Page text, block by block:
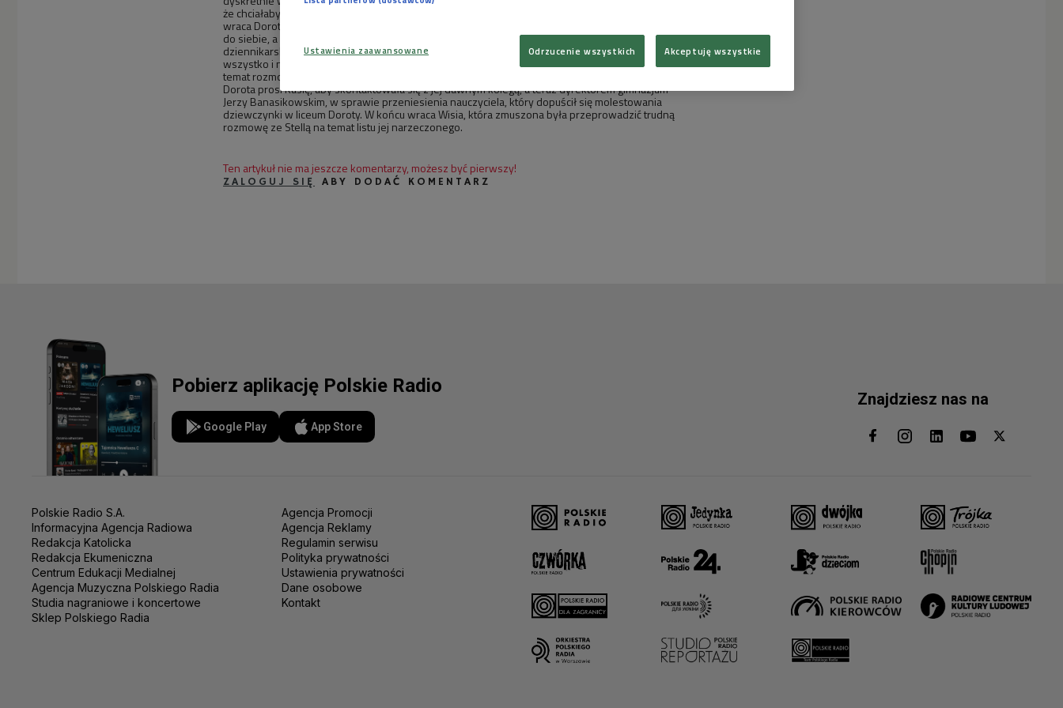
że chciałaby mieć prawo pierwokupu i chciałaby zostać z rodziną na Dobrej. Z zakupów do domu
wraca Dorota, ze sobą przyprowadza Antoniego Borkiewicza. Kasia postanawia na chwilę wrócić
do siebie, a w tym czasie Antoni z Piotrkiem i Dorotą rozmawiają o aferze Rywina, o etyce
dziennikarskiej i o przyczynach demoralizacji społeczeństwa. Piotrek skarży się, że brakuje mu na
wszystko i nie wie, czy zdoła ukończyć studia w tym roku. Po powrocie Kasi, Piotrek nagle zmienia
temat rozmowy i pyta wujka o samochód, który niedawno kupił. Obaj wychodzą, aby obejrzeć auto.
Dorota prosi Kasię, aby skontaktowała się z jej dawnym kolegą, a teraz dyrektorem gimnazjum -
Jerzy Banasikowskim, w sprawie przeniesienia nauczyciela, który dopuścił się molestowania
dziewczynki w liceum Doroty. W końcu wraca Wisia, która zmuszona była przeprowadzić trudną
rozmowę ze Stellą na temat listu jej narzeczonego.
Ten artykuł nie ma jeszcze komentarzy, możesz być pierwszy!
ZALOGUJ SIĘ ABY DODAĆ KOMENTARZ
Pobierz aplikację Polskie Radio
Google Play App Store
Znajdziesz nas na
Polskie Radio S.A.
Informacyjna Agencja Radiowa
Redakcja Katolicka
Redakcja Ekumeniczna
Centrum Edukacji Medialnej
Agencja Muzyczna Polskiego Radia
Studia nagraniowe i koncertowe
Sklep Polskiego Radia
Agencja Promocji
Agencja Reklamy
Regulamin serwisu
Polityka prywatności
Ustawienia prywatności
Dane osobowe
Kontakt
Ustawienia zaawansowane Odrzucenie wszystkich Akceptuję wszystkie